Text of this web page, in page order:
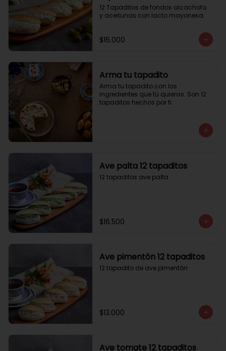
12 Tapaditos de fondos alcachofa
y aceitunas con lacto mayonesa.
$16.000
Arma tu tapadito
Arma tu tapadito con los
ingredientes que tú quieras. Son 12
tapaditos hechos por ti.
Ave palta 12 tapaditos
12 tapaditos ave palta
$16.500
Ave pimentón 12 tapaditos
12 tapadito de ave pimentón
$13.000
Ave tomate 12 tapaditos